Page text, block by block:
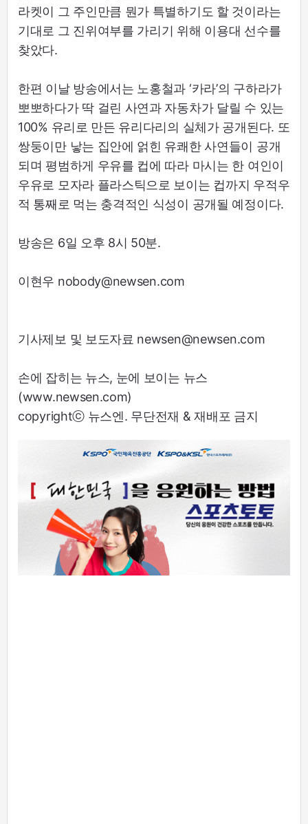
라켓이 그 주인만큼 뭔가 특별하기도 할 것이라는
기대로 그 진위여부를 가리기 위해 이용대 선수를
찾았다.
한편 이날 방송에서는 노홍철과 ‘카라’의 구하라가
뽀뽀하다가 딱 걸린 사연과 자동차가 달릴 수 있는
100% 유리로 만든 유리다리의 실체가 공개된다. 또
쌍둥이만 낳는 집안에 얽힌 유쾌한 사연들이 공개
되며 평범하게 우유를 컵에 따라 마시는 한 여인이
우유로 모자라 플라스틱으로 보이는 컵까지 우적우
적 통째로 먹는 충격적인 식성이 공개될 예정이다.
방송은 6일 오후 8시 50분.
이현우 nobody@newsen.com
기사제보 및 보도자료 newsen@newsen.com
손에 잡히는 뉴스, 눈에 보이는 뉴스
(www.newsen.com)
copyrightⓒ 뉴스엔. 무단전재 & 재배포 금지